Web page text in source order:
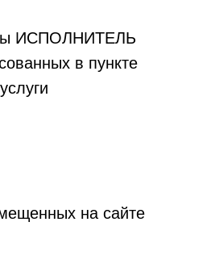
ИСПОЛНИТЕЛЬ
в пункте
на сайте